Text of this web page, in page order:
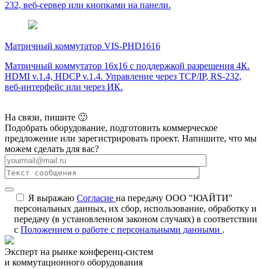
232, веб-сервер или кнопками на панели.
Матричный коммутатор VIS-PHD1616
Матричный коммутатор 16х16 с поддержкой разрешения 4К.
HDMI v.1.4, HDCP v.1.4. Управление через TCP/IP, RS-232,
веб-интерфейс или через ИК.
На связи, пишите 🙂
Подобрать оборудование, подготовить коммерческое
предложение или зарегистрировать проект. Напишите, что мы
можем сделать для вас?
Я выражаю Согласие на передачу ООО "ЮАЙТИ"
персональных данных, их сбор, использование, обработку и
передачу (в установленном законом случаях) в соответствии
с Положением о работе с персональными данными .
Эксперт на рынке конференц-систем
и коммутационного оборудования